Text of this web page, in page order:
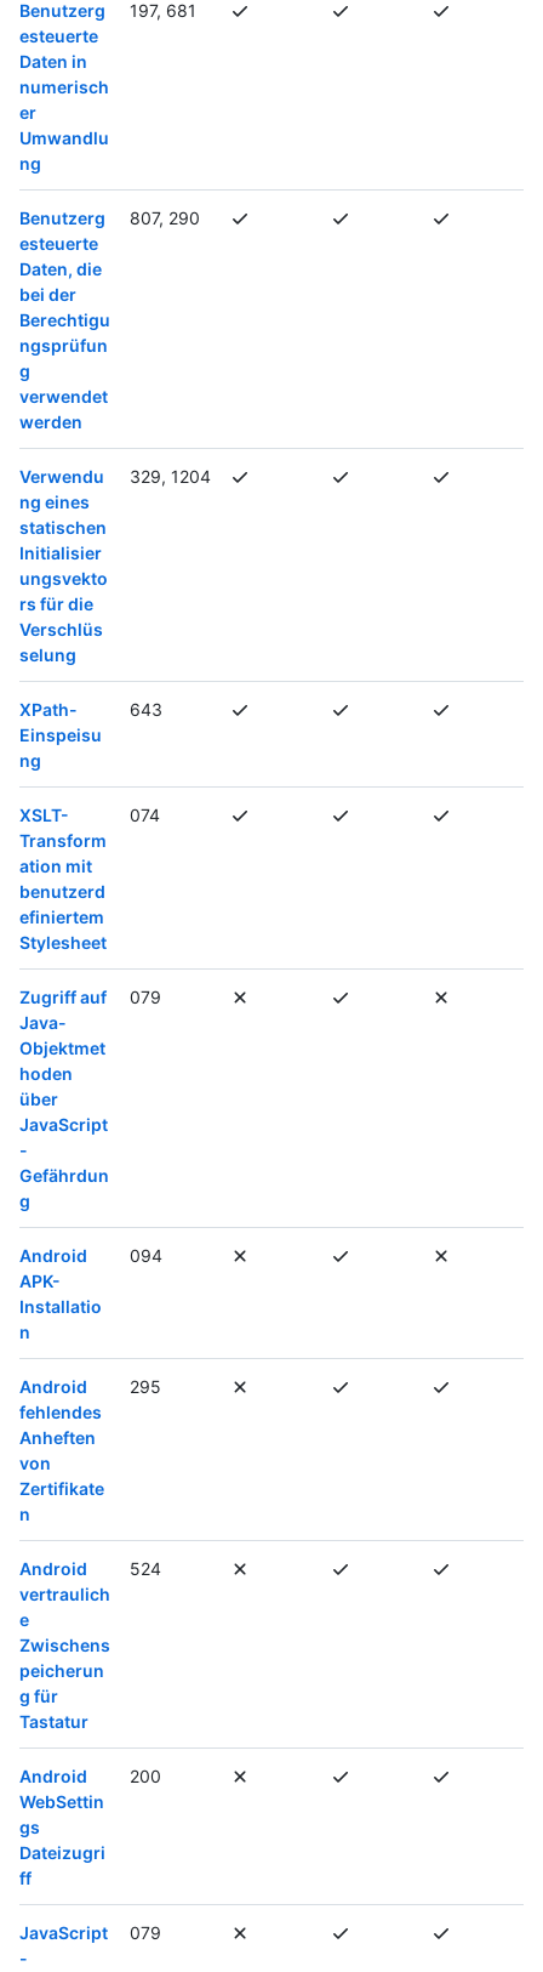
Benutzerg
esteuerte
Daten in
numerisch
er
Umwandlu
ng
197, 681
Benutzerg
esteuerte
Daten, die
bei der
Berechtigu
ngsprüfun
g
verwendet
werden
807, 290
Verwendu
ng eines
statischen
Initialisier
ungsvekto
rs für die
Verschlüs
selung
329, 1204
XPath-
Einspeisu
ng
643
XSLT-
Transform
ation mit
benutzerd
efiniertem
Stylesheet
074
Zugriff auf
Java-
Objektmet
hoden
über
JavaScript
-
Gefährdun
g
079
Android
APK-
Installatio
n
094
Android
fehlendes
Anheften
von
Zertifikate
n
295
Android
vertraulich
e
Zwischens
peicherun
g für
Tastatur
524
Android
WebSettin
gs
Dateizugri
ff
200
JavaScript
-
079